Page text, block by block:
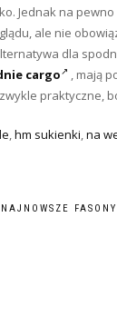
Jednak na
ale nie
dla
cargo , mają
praktyczne,
,hm sukienki,na
FASONY